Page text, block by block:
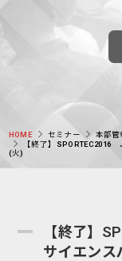
HOME セミナー
本部管
【終了】
(火)
【終了】
サイエン